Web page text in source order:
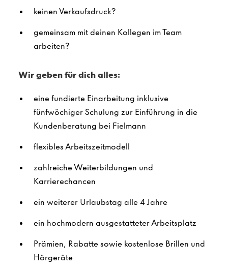
keinen Verkaufsdruck?
gemeinsam mit deinen Kollegen im Team
arbeiten?
Wir geben für dich alles:
eine fundierte Einarbeitung inklusive
fünfwöchiger Schulung zur Einführung in die
Kundenberatung bei Fielmann
flexibles Arbeitszeitmodell
zahlreiche Weiterbildungen und
Karrierechancen
ein weiterer Urlaubstag alle 4 Jahre
ein hochmodern ausgestatteter Arbeitsplatz
Prämien, Rabatte sowie kostenlose Brillen und
Hörgeräte